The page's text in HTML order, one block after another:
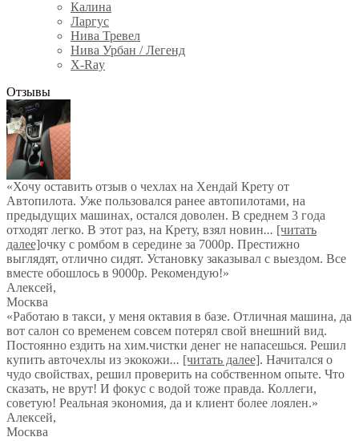
Калина
Ларгус
Нива Тревел
Нива Урбан / Легенд
X-Ray
Отзывы
«Хочу оставить отзыв о чехлах на Хендай Крету от
Автопилота. Уже пользовался ранее автопилотами, на
предыдущих машинах, остался доволен. В среднем 3 года
отходят легко. В этот раз, на Крету, взял новин... [читать
далее]очку с ромбом в середине за 7000р. Престижно
выглядят, отлично сидят. Установку заказывал с выездом. Все
вместе обошлось в 9000р. Рекомендую!»
Алексей,
Москва
«Работаю в такси, у меня октавия в базе. Отличная машина, да
вот салон со временем совсем потерял свой внешний вид.
Постоянно ездить на хим.чистки денег не напасешься. Решил
купить авточехлы из экокожи... [читать далее]. Начитался о
чудо свойствах, решил проверить на собственном опыте. Что
сказать, не врут! И фокус с водой тоже правда. Коллеги,
советую! Реальная экономия, да и клиент более лоялен.»
Алексей,
Москва